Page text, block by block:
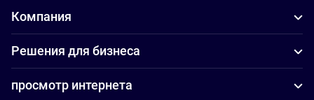
Компания
Решения для бизнеса
просмотр интернета